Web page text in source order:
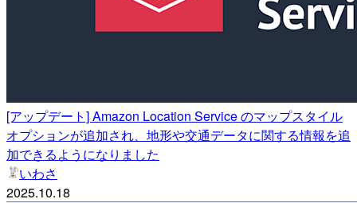
[アップデート] Amazon Location Service のマップスタイル
オプションが追加され、地形や交通データに関する情報を追
加できるようになりました
いわさ
2025.10.18